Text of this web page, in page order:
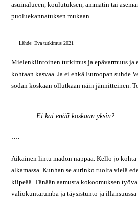
asuinalueen, koulutuksen, ammatin tai
puoluekannatuksen mukaan.
Lähde: Eva tutkimus 2021
Mielenkiintoinen tutkimus ja epävarmuus ja
kohtaan kasvaa. Ja ei ehkä Euroopan suhde
sodan koskaan ollutkaan näin jännitteinen.
Ei kai enää koskaan yksin?
….
Aikainen lintu madon nappaa. Kello jo kohta
alkamassa. Kunhan se aurinko tuolta vielä
kiipeää. Tänään aamusta kokoomuksen
valiokuntarumba ja täysistunto ja